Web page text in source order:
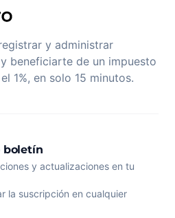
y administrar
beneficiarte de un impuesto
1%, en solo 15 minutos.
boletín
y actualizaciones en tu
la suscripción en cualquier